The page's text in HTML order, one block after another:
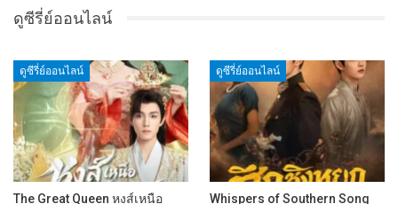
ดูซีรี่ย์ออนไลน์
ดูซีรี่ย์ออนไลน์
The Great Queen หงส์เหนือ
ดูซีรี่ย์ออนไลน์
Whispers of Southern Song